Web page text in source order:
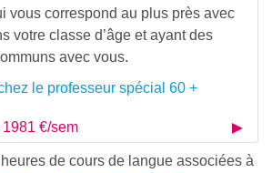
vous correspond au plus près avec
votre classe d’âge et ayant des
avec vous.
le professeur spécial 60 +
€/sem
de cours de langue associées à